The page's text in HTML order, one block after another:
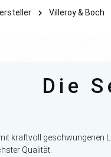
Villeroy & Boch
Die
kraftvoll geschwungenen
Qualität.